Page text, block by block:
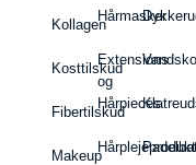
Kollagen
Kosttilskud
Fibertilskud
Makeup
Hårmasker
Extensions
og
Hårpieces
Vandsko